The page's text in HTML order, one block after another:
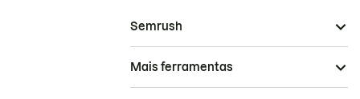
Semrush
Mais ferramentas